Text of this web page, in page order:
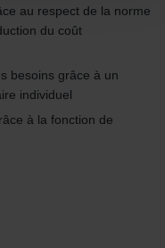
de confidentialité
Zásady ochrany
données
de privacidad
au respect de la norme
du coût
besoins grâce à un
individuel
à la fonction de